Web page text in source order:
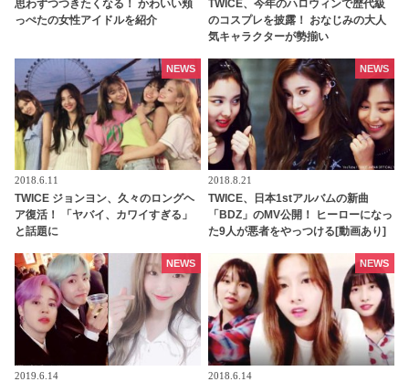
思わずつつきたくなる！ かわいい頬
っぺたの女性アイドルを紹介
TWICE、今年のハロウィンで歴代級
のコスプレを披露！ おなじみの大人
気キャラクターが勢揃い
2018.6.11
TWICE ジョンヨン、久々のロングヘ
ア復活！ 「ヤバイ、カワイすぎる」
と話題に
NEWS
2018.8.21
TWICE、日本1stアルバムの新曲
「BDZ」のMV公開！ ヒーローになっ
た9人が悪者をやっつける[動画あり]
NEWS
2019.6.14
NEWS
2018.6.14
NEWS